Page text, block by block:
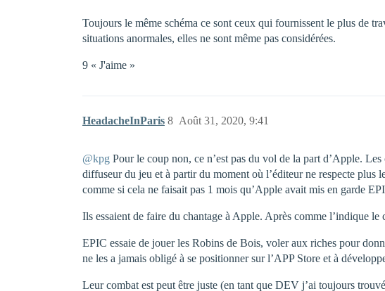
Toujours le même schéma ce sont ceux qui fournissent le plus de
situations anormales, elles ne sont même pas considérées.
9 « J'aime »
HeadacheInParis Août 31, 2020, 9:41
8
@kpg Pour le coup non, ce n’est pas du vol de la part d’Apple.
diffuseur du jeu et à partir du moment où l’éditeur ne respecte
comme si cela ne faisait pas 1 mois qu’Apple avait mis en garde
Ils essaient de faire du chantage à Apple. Après comme l’indique
EPIC essaie de jouer les Robins de Bois, voler aux riches pour
ne les a jamais obligé à se positionner sur l’APP Store et à
Leur combat est peut être juste (en tant que DEV j’ai toujours